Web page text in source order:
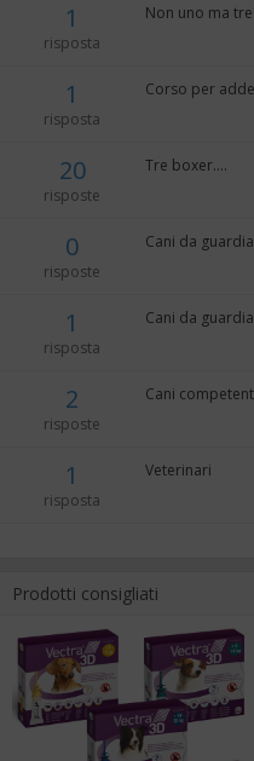
1
risposta
Non uno ma tre!
1
risposta
Corso per
20
risposte
Tre boxer....
0
risposte
Cani da guardia
1
risposta
Cani da guardia
2
risposte
Cani
1
risposta
Veterinari
Prodotti consigliati